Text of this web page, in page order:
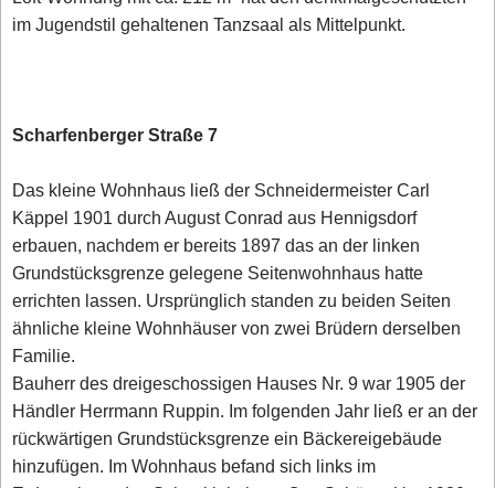
im Jugendstil gehaltenen Tanzsaal als Mittelpunkt.
Scharfenberger Straße 7
Das kleine Wohnhaus ließ der Schneidermeister Carl
Käppel 1901 durch August Conrad aus Hennigsdorf
erbauen, nachdem er bereits 1897 das an der linken
Grundstücksgrenze gelegene Seitenwohnhaus hatte
errichten lassen. Ursprünglich standen zu beiden Seiten
ähnliche kleine Wohnhäuser von zwei Brüdern derselben
Familie.
Bauherr des dreigeschossigen Hauses Nr. 9 war 1905 der
Händler Herrmann Ruppin. Im folgenden Jahr ließ er an der
rückwärtigen Grundstücksgrenze ein Bäckereigebäude
hinzufügen. Im Wohnhaus befand sich links im